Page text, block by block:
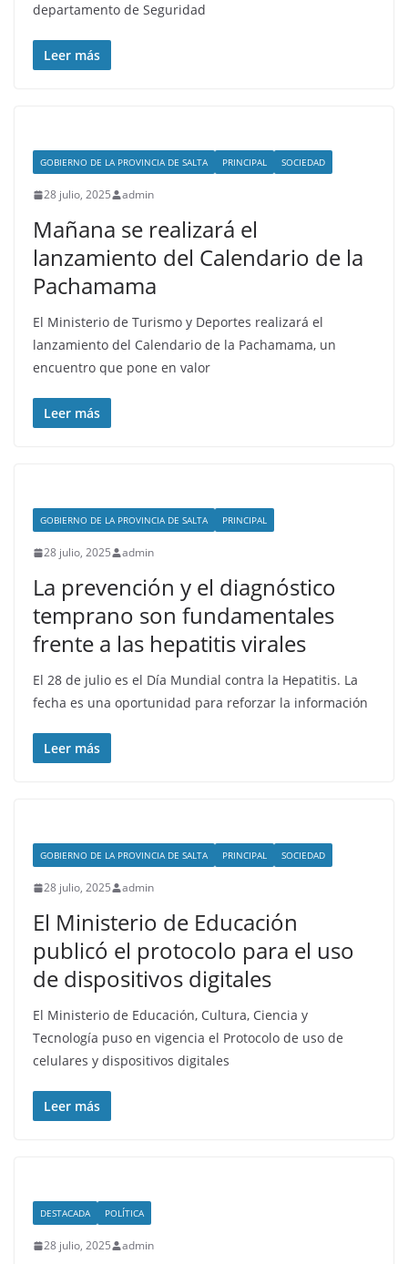
departamento de Seguridad
Leer más
GOBIERNO DE LA PROVINCIA DE SALTA PRINCIPAL SOCIEDAD
28 julio, 2025 admin
Mañana se realizará el
lanzamiento del Calendario de la
Pachamama
El Ministerio de Turismo y Deportes realizará el
lanzamiento del Calendario de la Pachamama, un
encuentro que pone en valor
Leer más
GOBIERNO DE LA PROVINCIA DE SALTA PRINCIPAL
28 julio, 2025 admin
La prevención y el diagnóstico
temprano son fundamentales
frente a las hepatitis virales
El 28 de julio es el Día Mundial contra la Hepatitis. La
fecha es una oportunidad para reforzar la información
Leer más
GOBIERNO DE LA PROVINCIA DE SALTA PRINCIPAL SOCIEDAD
28 julio, 2025 admin
El Ministerio de Educación
publicó el protocolo para el uso
de dispositivos digitales
El Ministerio de Educación, Cultura, Ciencia y
Tecnología puso en vigencia el Protocolo de uso de
celulares y dispositivos digitales
Leer más
DESTACADA POLÍTICA
28 julio, 2025 admin